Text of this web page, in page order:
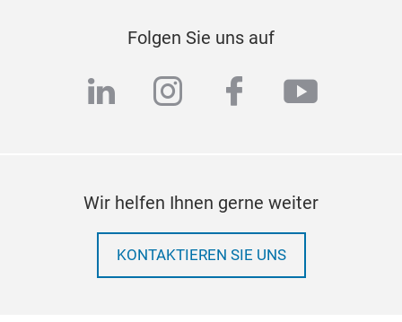
Folgen Sie uns auf
linkedininstagram
facebook
Wir helfen Ihnen gerne weiter
KONTAKTIEREN SIE UNS